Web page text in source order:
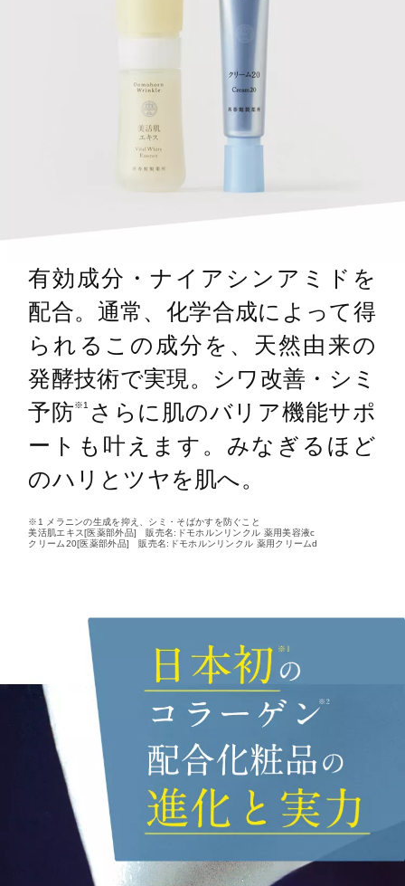
有効成分・ナイアシンアミドを
配合。通常、化学合成によって得
られるこの成分を、天然由来の
発酵技術で実現。シワ改善・シミ
予防※1 さらに肌のバリア機能サポ
ートも叶えます。みなぎるほど
のハリとツヤを肌へ。
※1 メラニンの生成を抑え、シミ・そばかすを防ぐこと
美活肌エキス[医薬部外品] 販売名:ドモホルンリンクル 薬用美容液c
クリーム20[医薬部外品] 販売名:ドモホルンリンクル 薬用クリームd